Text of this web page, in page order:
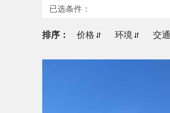
已选条件：
排序： 价格 环境 交通